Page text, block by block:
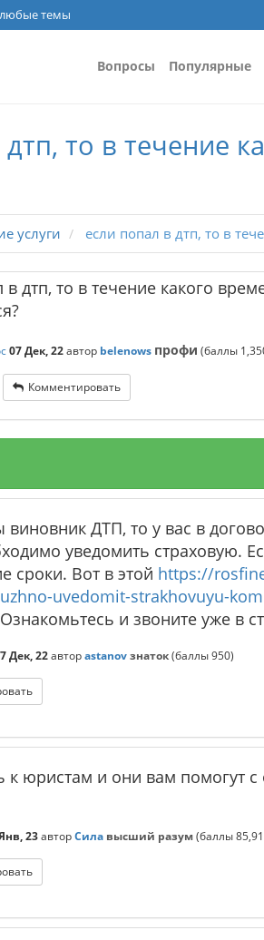
темы
Вопросы Популярные
то в течение
услуги если попал в дтп, то в
в дтп, то в течение какого
07 Дек, 22автор belenows профи (баллы
Комментировать
виновник ДТП, то у вас в
уведомить страховую.
сроки. Вот в этой https://
uvedomit-strakhovuyu-
и звоните уже в
Дек, 22авторastanovзнаток(баллы950)
к юристам и они вам помогут
23авторСила высший разум(баллы